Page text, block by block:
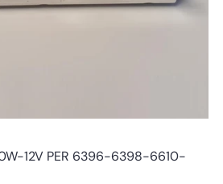
12V PER 6396-6398-6610-